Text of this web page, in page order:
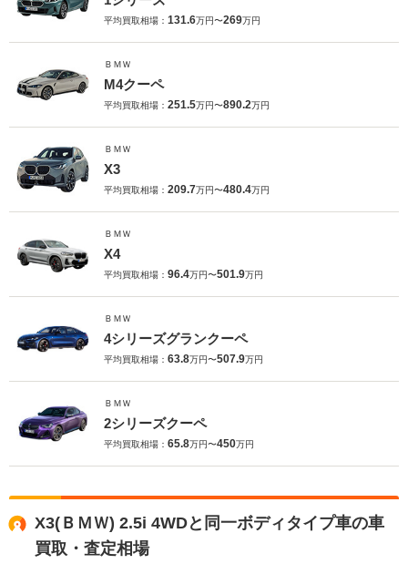
平均買取相場： 131.6万円〜269万円
ＢＭＷ
M4クーペ
平均買取相場： 251.5万円〜890.2万円
ＢＭＷ
X3
平均買取相場： 209.7万円〜480.4万円
ＢＭＷ
X4
平均買取相場： 96.4万円〜501.9万円
ＢＭＷ
4シリーズグランクーペ
平均買取相場： 63.8万円〜507.9万円
ＢＭＷ
2シリーズクーペ
平均買取相場： 65.8万円〜450万円
X3(ＢＭＷ) 2.5i 4WDと同一ボディタイプ車の車
買取・査定相場